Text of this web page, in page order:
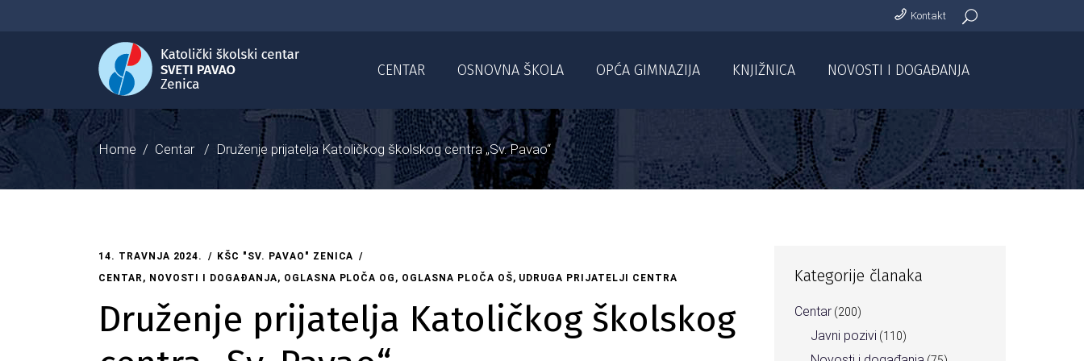
Kontakt
CENTAR OSNOVNA ŠKOLA OPĆA GIMNAZIJA KNJIŽNICA NOVOSTI I DOGAĐANJA
Home / Centar / Druženje prijatelja Katoličkog školskog centra „Sv. Pavao“
14. TRAVNJA 2024.
KŠC "SV. PAVAO" ZENICA
CENTAR, NOVOSTI I DOGAĐANJA, OGLASNA PLOČA OG , OGLASNA PLOČA OŠ, UDRUGA PRIJATELJI CENTRA
Druženje prijatelja Katoličkog školskog
Kategorije članaka
Centar(200)
Javni pozivi (110)